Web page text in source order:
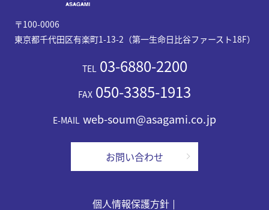
〒100-0006
東京都千代田区有楽町1-13-2（第一生命日比谷ファースト18F）
TEL 03-6880-2200
FAX 050-3385-1913
E-MAIL web-soum@asagami.co.jp
お問い合わせ
個人情報保護方針